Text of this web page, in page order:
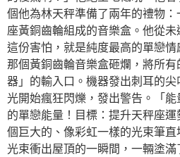
個他為林天秤準備了兩年的禮物
座黃銅齒輪組成的音樂盒。他從未
這份害怕，就是純度最高的單戀
那個黃銅齒輪音樂盒砸爛，將所
器」的輸入口。機器發出刺耳的
光開始瘋狂閃爍，發出警告。「
的單戀能量！目標：提升天秤座
個巨大的、像彩虹一樣的光束筆
光束衝出屋頂的一瞬間，一輛塗